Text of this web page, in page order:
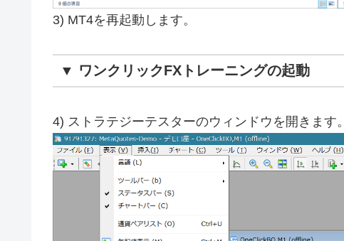
・現在のスプレッドを表示（リアル版含む）
・ポジションの指値、逆指値を一目でわかる三角形で表示
・トレーリングストップにＭＡ、ＢＢ、ＳＡＲを追加
・時刻表示に時差、サマータイムの設定を追加
・専用のテンプレートを追加
3) MT4を再起動します。
▼ ワンクリックFXトレーニングの起動
4) ストラテジーテスターのウィンドウを開きます。